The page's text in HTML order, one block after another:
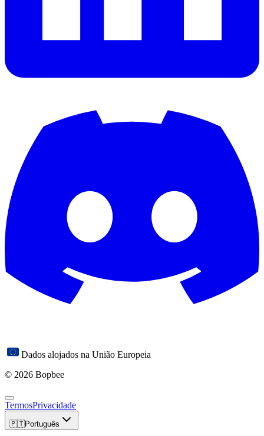
Dados alojados na União Europeia
© 2026 Bopbee
TermosPrivacidade
🇵🇹Português